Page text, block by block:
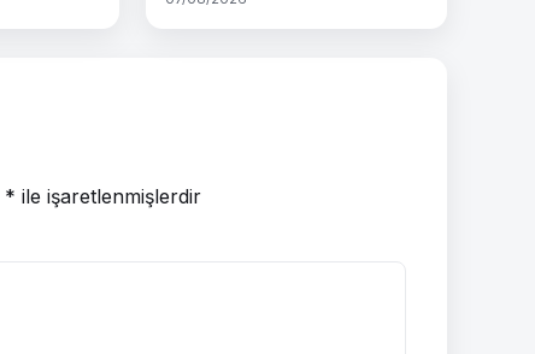
* ile işaretlenmişlerdir